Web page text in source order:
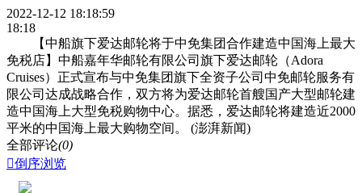
2022-12-12 18:18:59
18:18
【中船旗下爱达邮轮将于中免集团合作建造中国海上最大
免税店】中船嘉年华邮轮有限公司旗下爱达邮轮（Adora
Cruises）正式宣布与中免集团旗下全资子公司中免邮轮服务有
限公司达成战略合作，双方将为爱达邮轮首艘国产大型邮轮建
造中国海上大型免税购物中心。据悉，爱达邮轮将建造近2000
平米的中国海上最大购物空间。 (澎湃新闻)
全部评论(0)
倒序浏览